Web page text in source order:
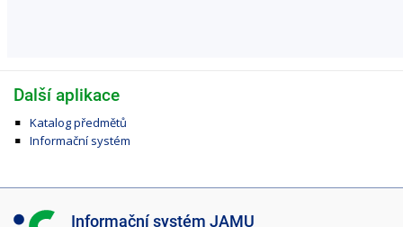
Další aplikace
Katalog předmětů
Informační systém
I Informační systém JAMU